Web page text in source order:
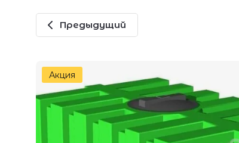
Предыдущий
Акция